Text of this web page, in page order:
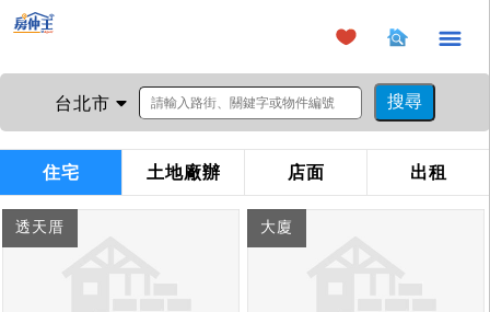
×
台北市
住宅 土地廠辦 店面 出租
透天厝 大廈